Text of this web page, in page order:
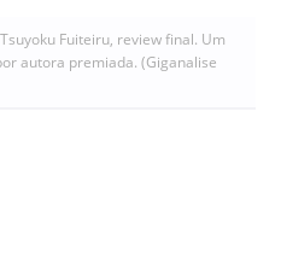
Fuiteiru, review final. Um
autora premiada. (Giganalise